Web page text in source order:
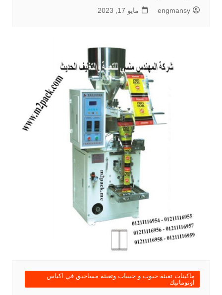
engmansy مايو 17, 2023
ماكينات تعبئة حبوب و حبيبات وتعبئة مساحيق في اكياس
اوتوماتيك